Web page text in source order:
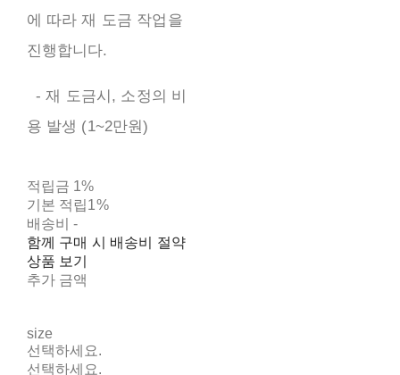
에 따라 재 도금 작업을
진행합니다.
- 재 도금시, 소정의 비
용 발생 (1~2만원)
적립금 1%
기본 적립1%
배송비-
함께 구매 시 배송비 절약
상품 보기
추가 금액
size
선택하세요.
선택하세요.